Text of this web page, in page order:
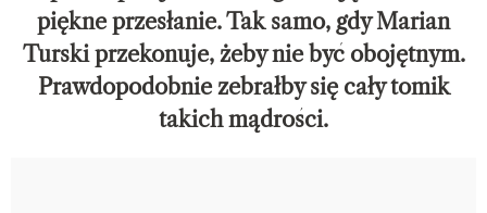
piękne przesłanie. Tak samo, gdy Marian
Turski przekonuje, żeby nie być obojętnym.
Prawdopodobnie zebrałby się cały tomik
takich mądrości.